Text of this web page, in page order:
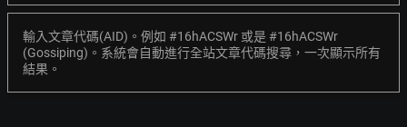
輸入文章代碼(AID)。例如 #16hACSWr 或是 #16hACSWr
(Gossiping)。系統會自動進行全站文章代碼搜尋，一次顯示所有
結果。